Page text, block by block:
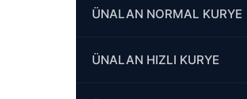
ÜNALAN NORMAL KURYE
ÜNALAN HIZLI KURYE